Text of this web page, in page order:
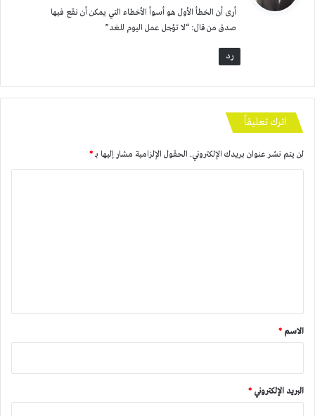
ل
أرى أن الخطأ الأول هو أسوأ الأخطاء التي يمكن أن نقع فيها
صدق من قال: “لا تؤجل عمل اليوم للغد”
رد
اترك تعليقاً
لن يتم نشر عنوان بريدك الإلكتروني. الحقول الإلزامية مشار إليها بـ*
*
الاسم *
البريد الإلكتروني *